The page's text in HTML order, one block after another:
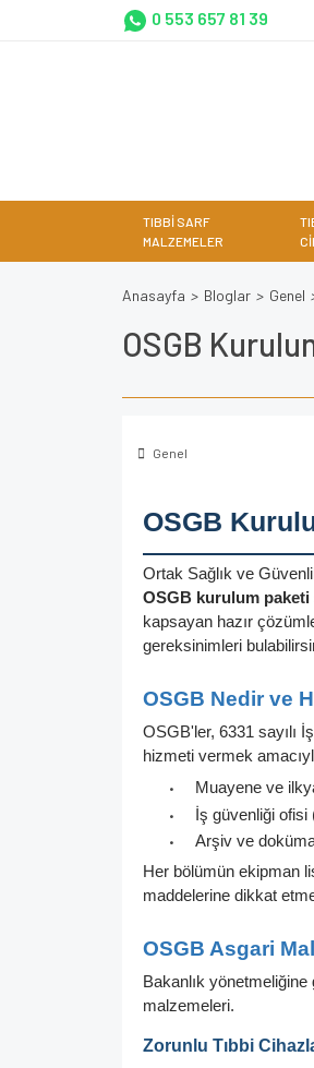
0 553 657 81 39
TIBBİ SARF
MALZEMELER
Anasayfa Bloglar Genel
OSGB
Genel
OSGB
Ortak Sağlık ve
OSGB kurulum paketi
kapsayan hazır
gereksinimleri
OSGB Nedir ve
OSGB'ler, 6331 sayılı
hizmeti vermek
• Muayene ve
• İş güvenliği ofisi
•
Arşiv ve
Her bölümün ekipman
maddelerine dikkat
OSGB Asgari
Bakanlık
malzemeleri.
Zorunlu Tıbbi